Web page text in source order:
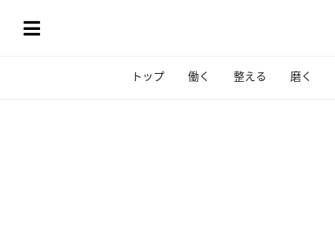
トップ 働く 整える 磨く